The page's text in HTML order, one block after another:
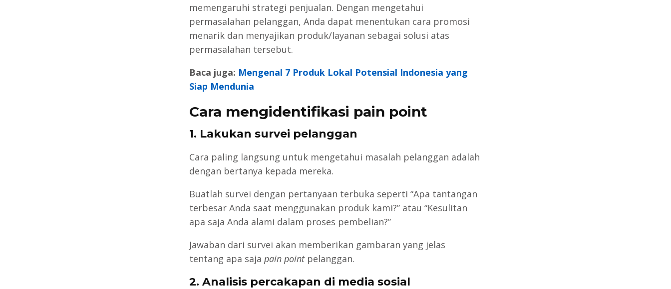
memengaruhi strategi penjualan. Dengan mengetahui
permasalahan pelanggan, Anda dapat menentukan cara promosi
menarik dan menyajikan produk/layanan sebagai solusi atas
permasalahan tersebut.
Baca juga: Mengenal 7 Produk Lokal Potensial Indonesia yang
Siap Mendunia
Cara mengidentifikasi pain point
1. Lakukan survei pelanggan
Cara paling langsung untuk mengetahui masalah pelanggan adalah
dengan bertanya kepada mereka.
Buatlah survei dengan pertanyaan terbuka seperti “Apa tantangan
terbesar Anda saat menggunakan produk kami?” atau “Kesulitan
apa saja Anda alami dalam proses pembelian?”
Jawaban dari survei akan memberikan gambaran yang jelas
tentang apa saja pain pointpelanggan.
2. Analisis percakapan di media sosial